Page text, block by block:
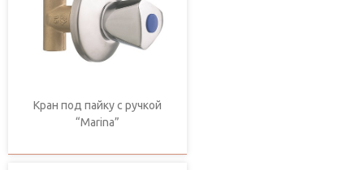
Кран под пайку с ручкой
“Marina”